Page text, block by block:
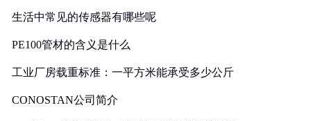
生活中常见的传感器有哪些呢
PE100管材的含义是什么
工业厂房载重标准：一平方米能承受多少公斤
CONOSTAN公司简介